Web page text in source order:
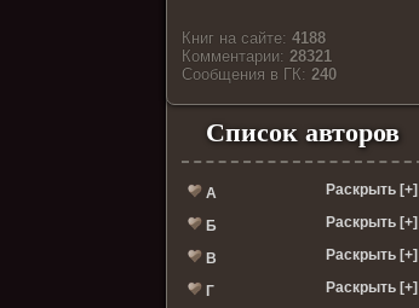
Книг на сайте: 4188
Комментарии: 28321
Cообщения в ГК: 240
Список авторов
А Раскрыть [+]
Б Раскрыть [+]
В Раскрыть [+]
Г Раскрыть [+]